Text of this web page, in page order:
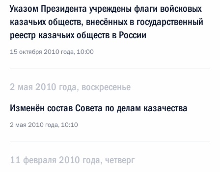
Указом Президента учреждены флаги войсковых
казачьих обществ, внесённых в государственный
реестр казачьих обществ в России
15 октября 2010 года, 10:00
2 мая 2010 года, воскресенье
Изменён состав Совета по делам казачества
2 мая 2010 года, 10:10
11 февраля 2010 года, четверг